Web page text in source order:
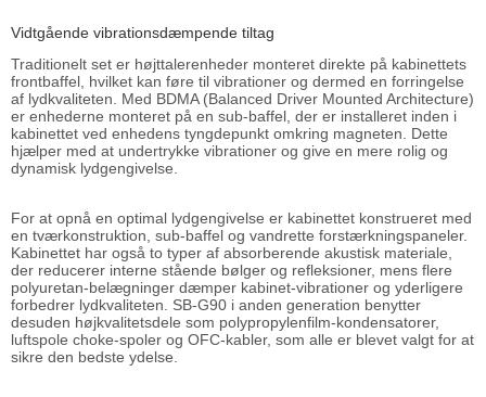
Vidtgående vibrationsdæmpende tiltag
Traditionelt set er højttalerenheder monteret direkte på kabinettets
frontbaffel, hvilket kan føre til vibrationer og dermed en forringelse
af lydkvaliteten. Med BDMA (Balanced Driver Mounted Architecture)
er enhederne monteret på en sub-baffel, der er installeret inden i
kabinettet ved enhedens tyngdepunkt omkring magneten. Dette
hjælper med at undertrykke vibrationer og give en mere rolig og
dynamisk lydgengivelse.
For at opnå en optimal lydgengivelse er kabinettet konstrueret med
en tværkonstruktion, sub-baffel og vandrette forstærkningspaneler.
Kabinettet har også to typer af absorberende akustisk materiale,
der reducerer interne stående bølger og refleksioner, mens flere
polyuretan-belægninger dæmper kabinet-vibrationer og yderligere
forbedrer lydkvaliteten. SB-G90 i anden generation benytter
desuden højkvalitetsdele som polypropylenfilm-kondensatorer,
luftspole choke-spoler og OFC-kabler, som alle er blevet valgt for at
sikre den bedste ydelse.